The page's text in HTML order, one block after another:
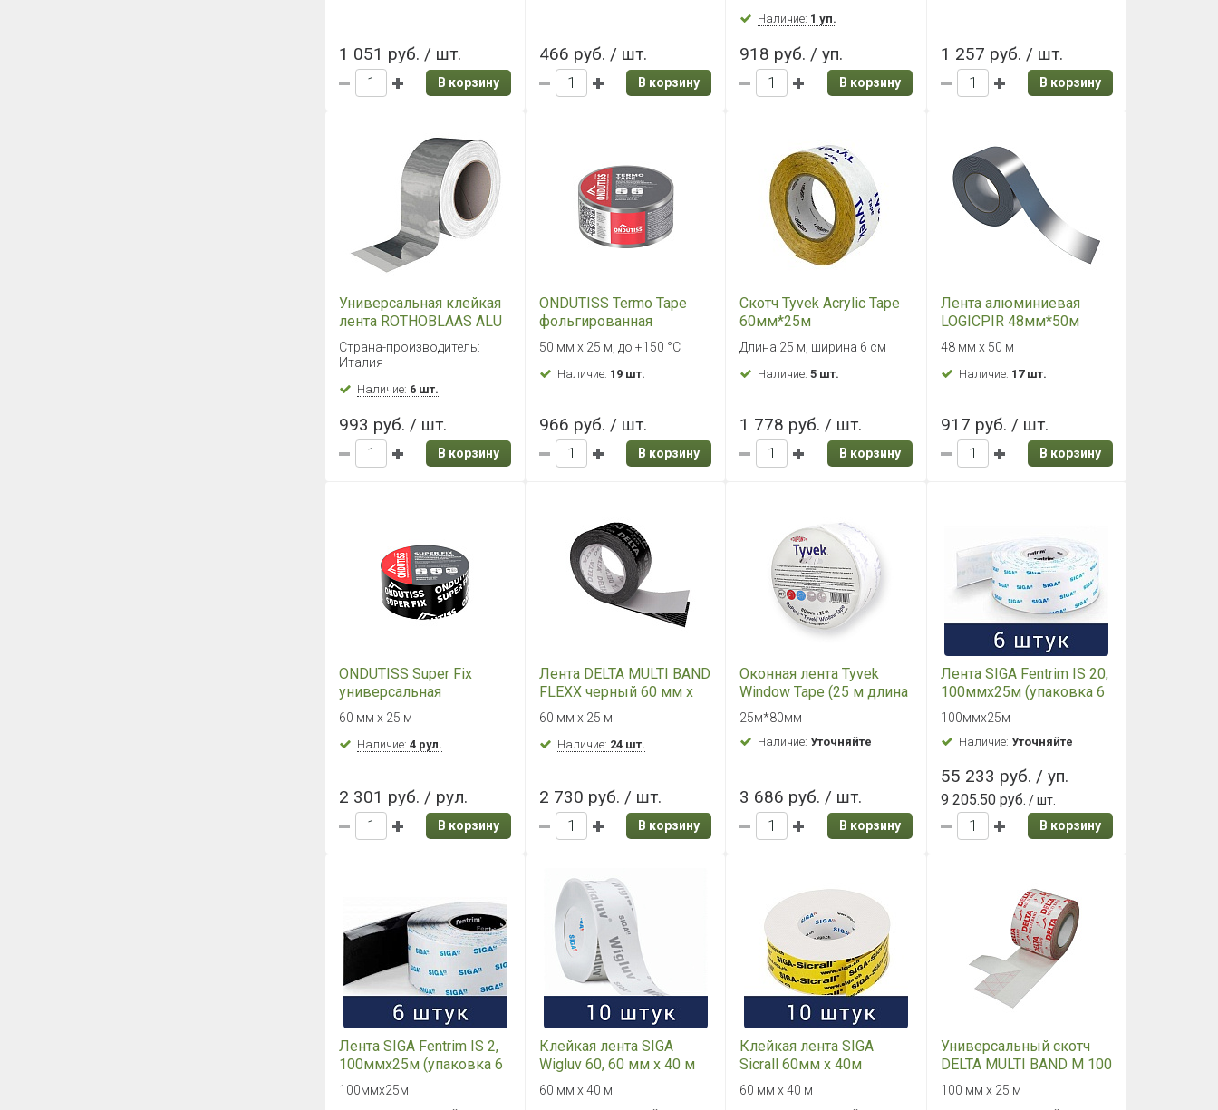
1 051 руб. / шт.
В корзину
466 руб. / шт.
В корзину
Наличие: 1 уп.
918 руб. / уп.
В корзину
1 257 руб. / шт.
В корзину
Универсальная клейкая
лента ROTHOBLAAS ALU
BAND 50 м х 50 мм
Страна-производитель:
Италия
Наличие: 6 шт.
993 руб. / шт.
В корзину
ONDUTISS Termo Tape
фольгированная
самоклеящаяся лента, 50
мм х 25 м
50 мм х 25 м, до +150 °С
Наличие: 19 шт.
966 руб. / шт.
В корзину
Скотч Tyvek Acrylic Tape
60мм*25м
Длина 25 м, ширина 6 см
Наличие:5 шт.
1 778 руб. / шт.
В корзину
Лента алюминиевая
LOGICPIR 48мм*50м
48 мм х 50 м
Наличие: 17 шт.
917 руб. / шт.
В корзину
ONDUTISS Super Fix
универсальная
акриловая
односторонняя
армированная
60 мм х 25 м
Наличие: 4 рул.
2 301 руб. / рул.
В корзину
Лента DELTA MULTI BAND
FLEXX черный 60 мм х
25 м
60 мм х 25 м
Наличие: 24 шт.
2 730 руб. / шт.
В корзину
Оконная лента Tyvek
Window Tape (25 м длина
/ 80 мм ширина)
25м*80мм
Наличие:Уточняйте
3 686 руб. / шт.
В корзину
Лента SIGA Fentrim IS 20,
100ммх25м (упаковка 6
шт)
100ммх25м
Наличие: Уточняйте
55 233 руб. / уп.
9 205.50 руб. / шт.
В корзину
Лента SIGA Fentrim IS 2,
100ммх25м (упаковка 6
шт)
100ммх25м
Клейкая лента SIGA
Wigluv 60, 60 мм х 40 м
(упаковка 10 шт)
60 мм х 40 м
Клейкая лента SIGA
Sicrall 60мм x 40м
(упаковка 10 шт)
60 мм х 40 м
Универсальный скотч
DELTA MULTI BAND M 100
(100мм)
100 мм х 25 м